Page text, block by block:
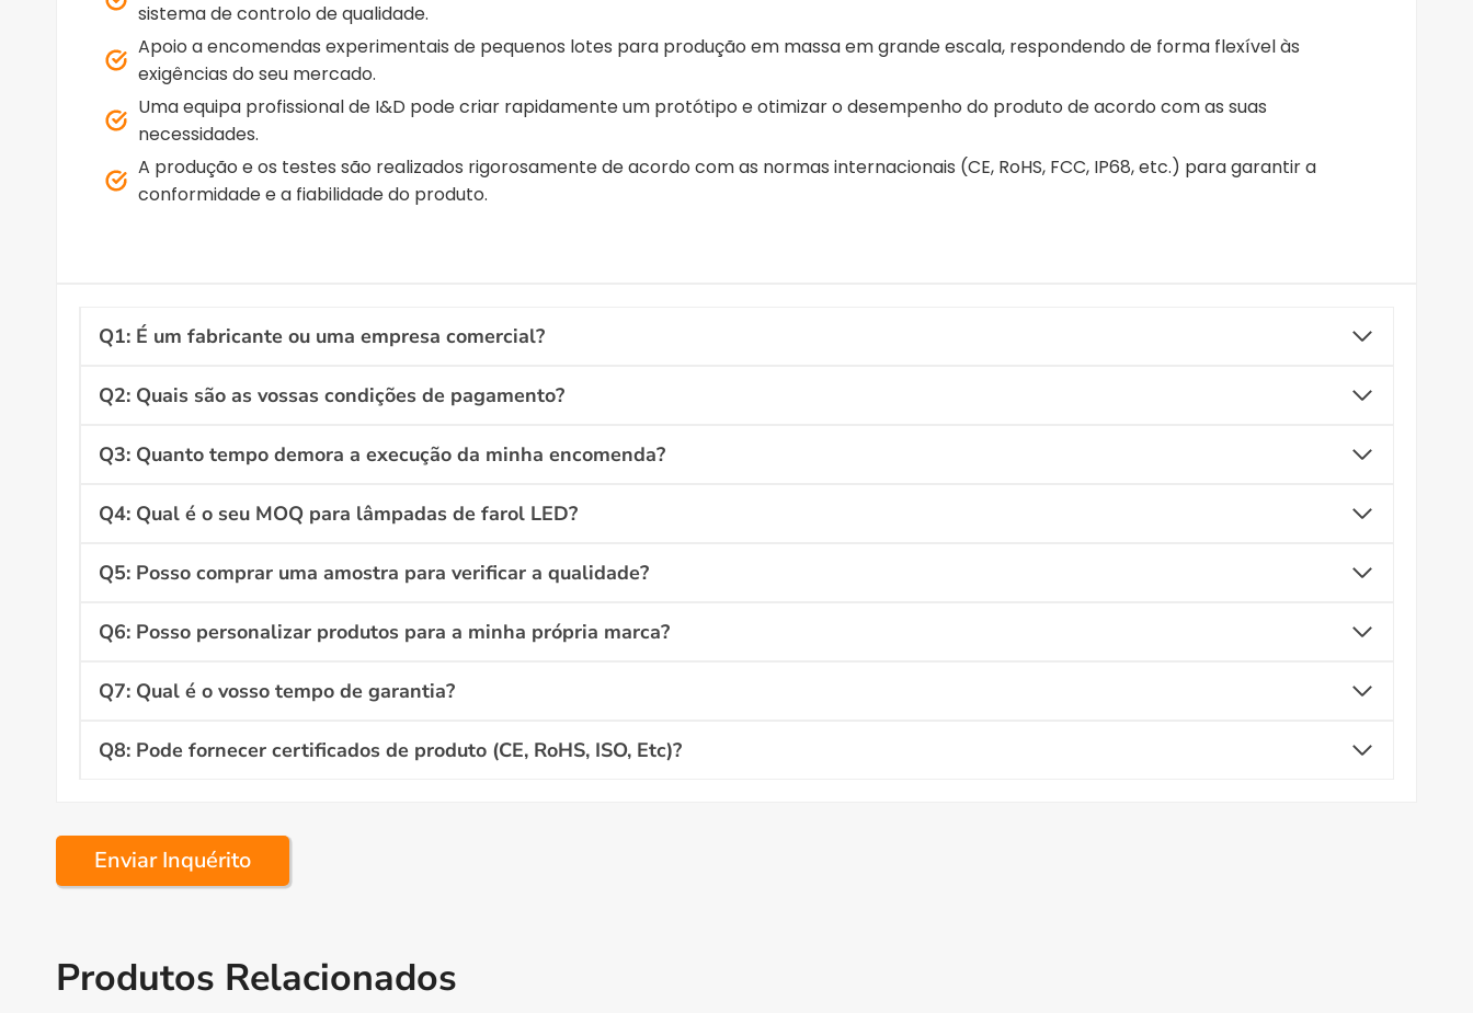
sistema de controlo de qualidade.
Apoio a encomendas experimentais de pequenos lotes para produção em massa em grande escala, respondendo de forma flexível às
exigências do seu mercado.
Uma equipa profissional de I&D pode criar rapidamente um protótipo e otimizar o desempenho do produto de acordo com as suas
necessidades.
A produção e os testes são realizados rigorosamente de acordo com as normas internacionais (CE, RoHS, FCC, IP68, etc.) para garantir a
conformidade e a fiabilidade do produto.
Q1: É um fabricante ou uma empresa comercial?
Q2: Quais são as vossas condições de pagamento?
Q3: Quanto tempo demora a execução da minha encomenda?
Q4: Qual é o seu MOQ para lâmpadas de farol LED?
Q5: Posso comprar uma amostra para verificar a qualidade?
Q6: Posso personalizar produtos para a minha própria marca?
Q7: Qual é o vosso tempo de garantia?
Q8: Pode fornecer certificados de produto (CE, RoHS, ISO, Etc)?
Enviar Inquérito
Produtos Relacionados